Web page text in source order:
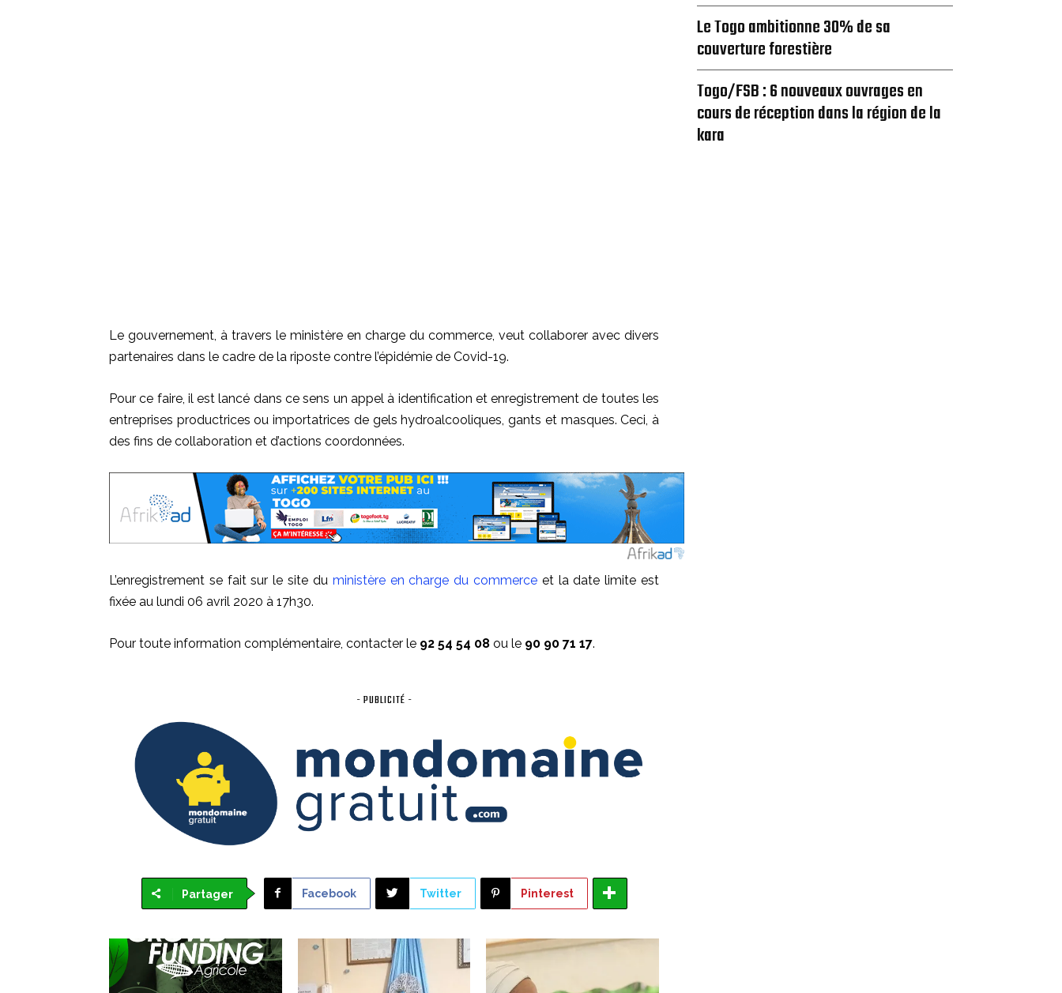
Le gouvernement, à travers le ministère en charge du commerce, veut collaborer avec divers
partenaires dans le cadre de la riposte contre l’épidémie de Covid-19.
Pour ce faire, il est lancé dans ce sens un appel à identification et enregistrement de toutes les
entreprises productrices ou importatrices de gels hydroalcooliques, gants et masques. Ceci, à
des fins de collaboration et d’actions coordonnées.
L’enregistrement se fait sur le site du ministère en charge du commerce et la date limite est
fixée au lundi 06 avril 2020 à 17h30.
Pour toute information complémentaire, contacter le 92 54 54 08 ou le 90 90 71 17.
- PUBLICITÉ -
Partager Facebook Twitter Pinterest
Le Togo ambitionne 30% de sa
couverture forestière
Togo/FSB : 6 nouveaux ouvrages en
cours de réception dans la région de la
kara